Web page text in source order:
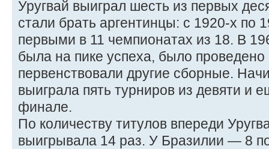
Уругвай выиграл шесть из первых
стали брать аргентинцы: с 1920-х по
первыми в 11 чемпионатах из 18. В
была на пике успеха, было проведено
первенствовали другие сборные.
выиграла пять турниров из девяти и
финале.
По количеству титулов впереди
выигрывала 14 раз. У Бразилии — 8